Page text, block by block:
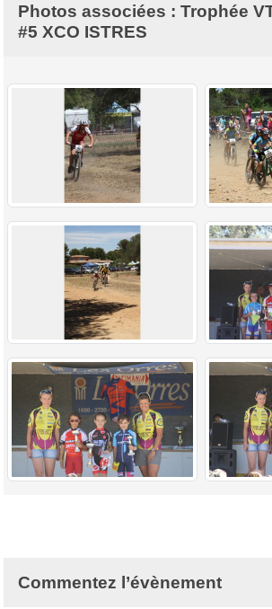
Photos associées : Trophée
#5 XCO ISTRES
Commentez l’évènement